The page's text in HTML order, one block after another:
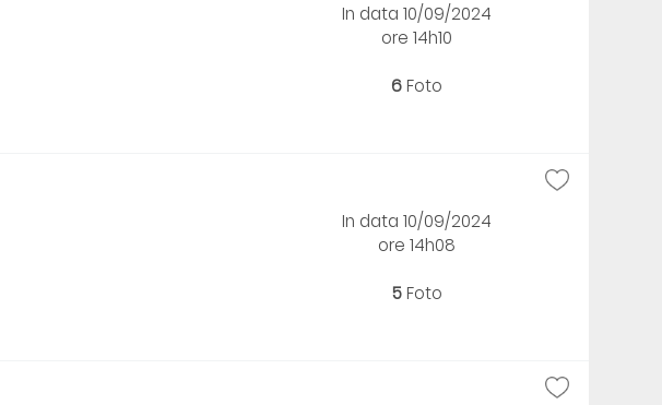
In data 10/09/2024
ore 14h10
6 Foto
In data 10/09/2024
ore 14h08
5Foto